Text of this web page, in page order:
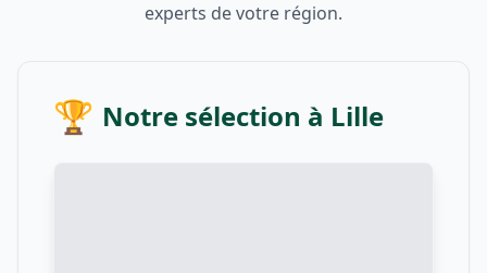
experts de votre région.
🏆 Notre sélection à Lille